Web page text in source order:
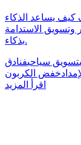
كيف يساعد الذكاء
وتسويق الاستدامة
بذكاء.
تسويق سياحيفنادق
خفض الكربون
اقرأ المزيد